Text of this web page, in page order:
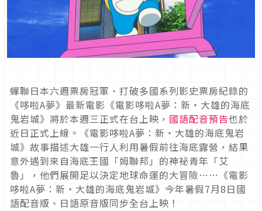
蟬聯日本六週票房冠軍、打破多國系列影史票房紀錄的
《哆啦A夢》最新電影《電影哆啦A夢：新‧大雄的海底
鬼岩城》將於本週三正式在台上映， 國語配音預告也於
近日正式上線。《電影哆啦A夢：新‧大雄的海底鬼岩
城》故事描述大雄一行人利用暑假前往海底露營，結果
意外遇到來自海底王國「姆聯邦」的神祕青年「艾
魯」，他們展開足以決定地球命運的大冒險……《電影
哆啦A夢：新‧大雄的海底鬼岩城》今年暑假7月8日國
語配音版、日語原音版同步全台上映！